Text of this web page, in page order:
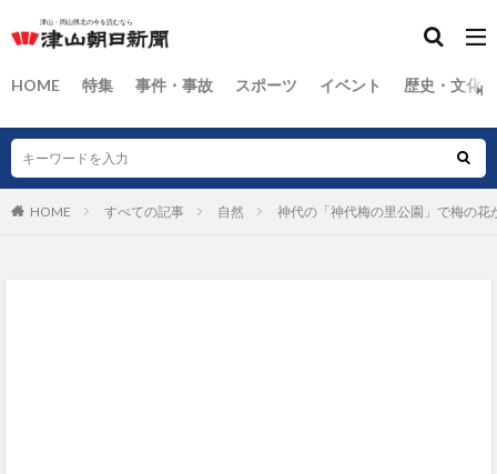
HOME 特集 事件・事故 スポーツ イベント 歴史・文化
HOME すべての記事 自然 神代の「神代梅の里公園」で梅の